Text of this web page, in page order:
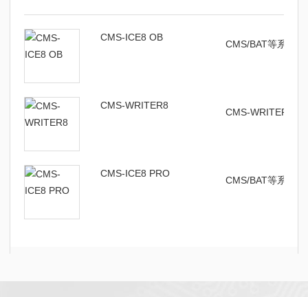
CMS-ICE8 OB
CMS/BAT等系列
CMS-WRITER8
CMS-WRITER8
CMS-ICE8 PRO
CMS/BAT等系列